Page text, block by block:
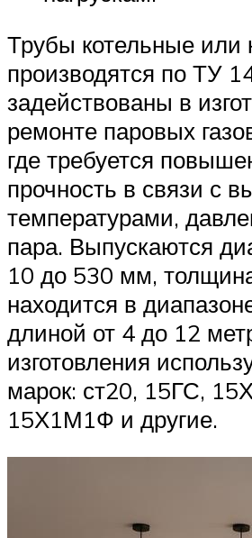
Трубы котельные или
производятся по ТУ
задействованы в
ремонте паровых
где требуется
прочность в связи с
температурами,
пара. Выпускаются
10 до 530 мм,
находится в
длиной от 4 до 12
изготовления
марок: ст20, 15ГС,
15Х1М1Ф и другие.